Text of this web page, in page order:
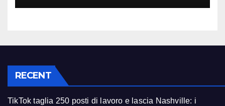
RECENT
TikTok taglia 250 posti di lavoro e lascia Nashville: i